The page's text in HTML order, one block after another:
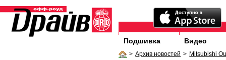
Подшивка Видео
> Архив новостей > Mitsubishi